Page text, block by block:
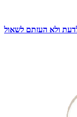
ולא העזתם לשאול